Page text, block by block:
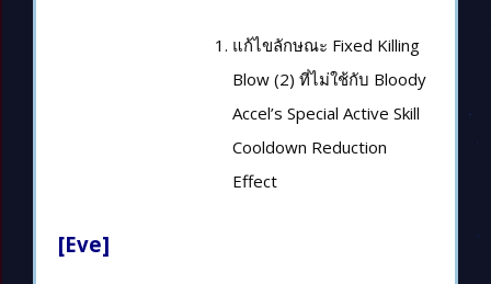
แก้ไขลักษณะ Fixed Killing
Blow (2) ที่ไม่ใช้กับ Bloody
Accel’s Special Active Skill
Cooldown Reduction
Effect
[Eve]